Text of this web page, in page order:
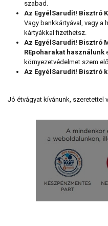
szabad.
Az EgyélSarudit! Bisztró
Vagy bankkártyával, vagy a
kártyákkal fizethetsz.
Az EgyélSarudit! Bisztró
REpoharakat használunk
környezetvédelmet szem
Az EgyélSarudit! Bisztró
Jó étvágyat kívánunk, szeretettel